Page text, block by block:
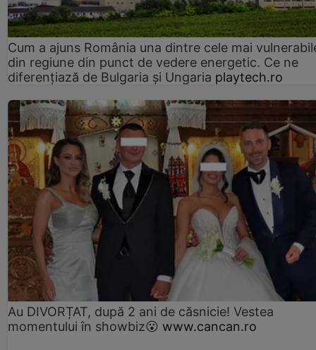
Cum a ajuns România una dintre cele mai
din regiune din punct de vedere energetic. Ce ne
diferențiază de Bulgaria și Ungaria playtech.ro
Au DIVORȚAT, după 2 ani de căsnicie! Vestea
momentului în showbiz😮 www.cancan.ro